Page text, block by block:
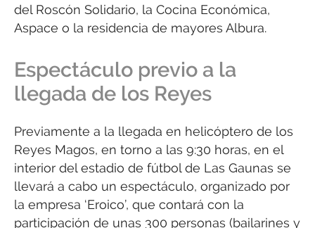
del Roscón Solidario, la Cocina Económica,
Aspace o la residencia de mayores Albura.
Espectáculo previo a la
llegada de los Reyes
Previamente a la llegada en helicóptero de los
Reyes Magos, en torno a las 9:30 horas, en el
interior del estadio de fútbol de Las Gaunas se
llevará a cabo un espectáculo, organizado por
la empresa ‘Eroico’, que contará con la
participación de unas 300 personas (bailarines y